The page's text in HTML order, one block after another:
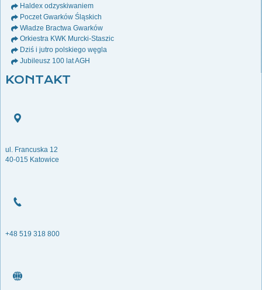
Haldex odzyskiwaniem
Poczet Gwarków Śląskich
Władze Bractwa Gwarków
Orkiestra KWK Murcki-Staszic
Dziś i jutro polskiego węgla
Jubileusz 100 lat AGH
KONTAKT
ul. Francuska 12
40-015 Katowice
+48 519 318 800